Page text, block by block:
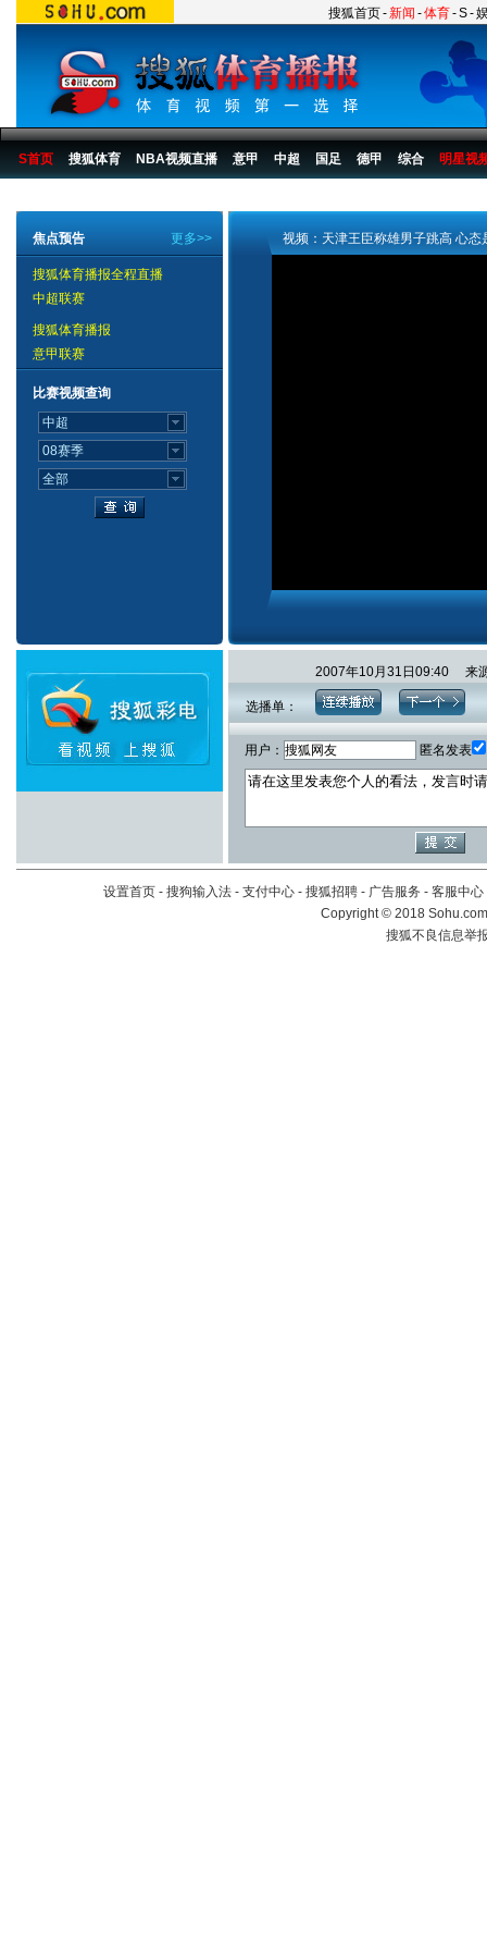
搜狐首页-新闻 -体育-S-
S首页 搜狐体育 NBA视频直播 意甲 中超 国足 德甲 综合 明星视
更多>>
焦点预告
搜狐体育播报全程直播
中超联赛
搜狐体育播报
意甲联赛
比赛视频查询
视频：天津王臣称雄男子跳高 心态
2007年10月31日09:40 来
选播单：
用户： 匿名发表
设置首页 - 搜狗输入法 - 支付中心 - 搜狐招聘 - 广告服务 - 客服中心
Copyright©2018
搜狐不良信息举